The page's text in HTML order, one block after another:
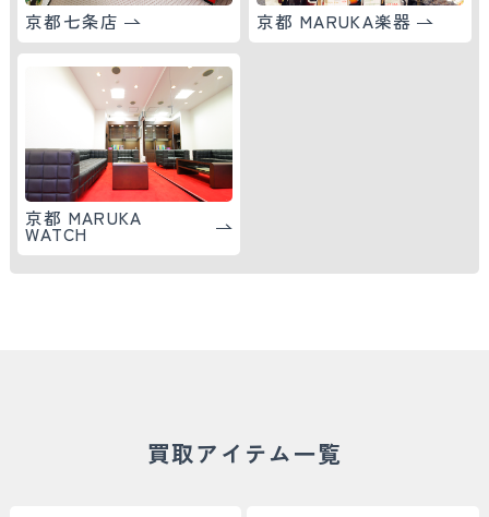
京都七条店 京都 MARUKA楽器
京都 MARUKA
WATCH
買取アイテム一覧